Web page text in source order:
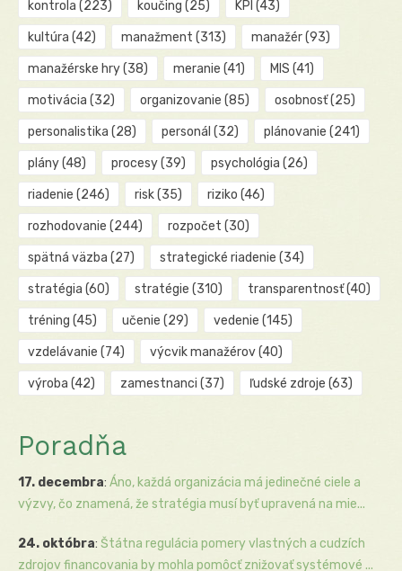
kontrola (223) koučing (25) KPI (43)
kultúra (42) manažment (313) manažér(93)
manažérske hry(38) meranie (41) MIS (41)
motivácia (32) organizovanie (85) osobnosť(25)
personalistika (28) personál (32) plánovanie (241)
plány(48) procesy(39) psychológia (26)
riadenie (246) risk(35) riziko (46)
rozhodovanie (244) rozpočet (30)
spätná väzba (27) strategické riadenie (34)
stratégia (60) stratégie (310) transparentnosť(40)
tréning (45) učenie (29) vedenie (145)
vzdelávanie (74) výcvik manažérov(40)
výroba (42) zamestnanci (37) ľudské zdroje (63)
Poradňa
17. decembra: Áno, každá organizácia má jedinečné ciele a
výzvy, čo znamená, že stratégia musí byť upravená na mie...
24. októbra: Štátna regulácia pomery vlastných a cudzích
zdrojov financovania by mohla pomôcť znižovať systémové ...